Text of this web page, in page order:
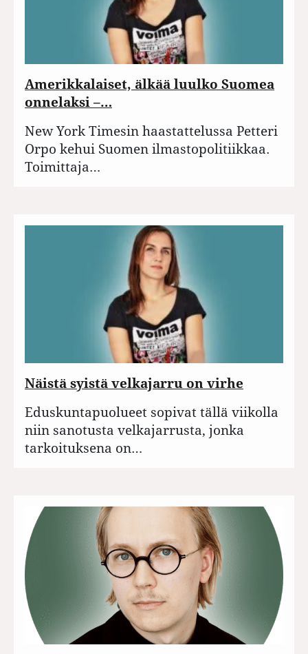
Amerikkalaiset, älkää luulko Suomea
onnelaksi –…
New York Timesin haastattelussa Petteri
Orpo kehui Suomen ilmastopolitiikkaa.
Toimittaja…
Näistä syistä velkajarru on virhe
Eduskuntapuolueet sopivat tällä viikolla
niin sanotusta velkajarrusta, jonka
tarkoituksena on…